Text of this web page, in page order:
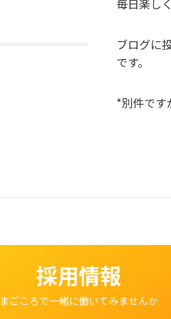
ブログに
です。
*別件です
採用情報
まごころで一緒に働いてみませんか